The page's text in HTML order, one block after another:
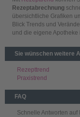
Rezeptabrechnung
übersichtliche Grafiken
Blick Trends und
und die eigene
Sie wünschen weitere
Rezepttrend
Praxistrend
FAQ
Schnelle Antworten auf